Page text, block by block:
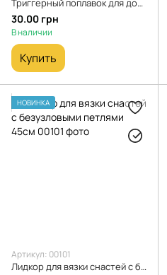
30.00 грн
В наличии
Купить
НОВИНКА
Артикул: 00101
Лидкор для вязки снастей с безузловыми петлями 45см